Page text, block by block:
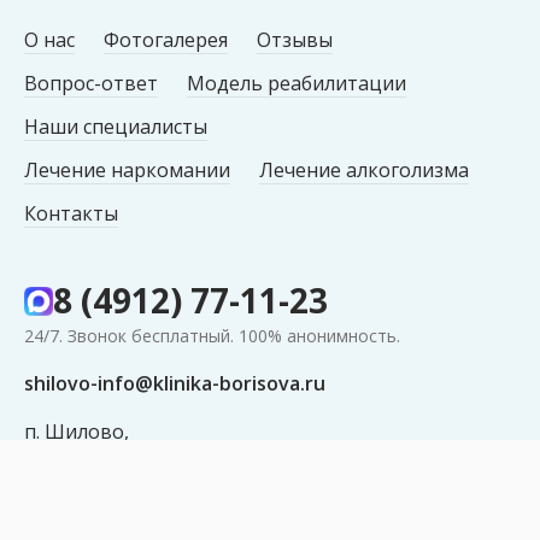
О нас Фотогалерея
Отзывы
Вопрос-ответ
Модель реабилитации
Наши специалисты
Лечение наркомании
Лечение алкоголизма
Контакты
8 (4912) 77-11-23
24/7. Звонок бесплатный. 100% анонимность.
shilovo-info@klinika-borisova.ru
п. Шилово,